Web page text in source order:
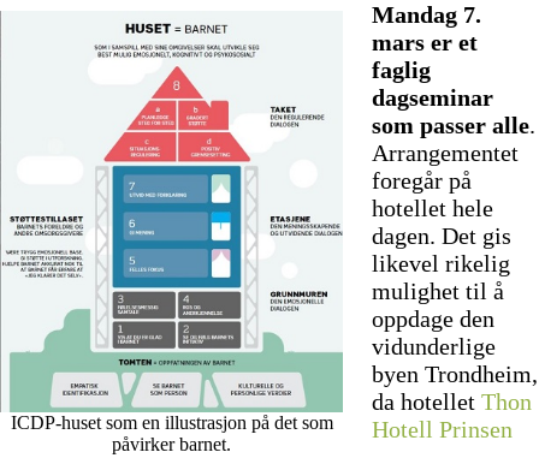
ICDP-huset som en illustrasjon på det som
påvirker barnet.
Mandag 7.
mars er et
faglig
dagseminar
som passer alle.
Arrangementet
foregår på
hotellet hele
dagen. Det gis
likevel rikelig
mulighet til å
oppdage den
vidunderlige
byen Trondheim,
da hotellet Thon
Hotell Prinsen